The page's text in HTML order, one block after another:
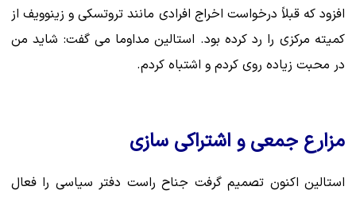
افزود که قبلاً درخواست اخراج افرادی مانند تروتسکی و زینوویف از
کمیته مرکزی را رد کرده بود. استالین مداوما می گفت: شاید من
در محبت زیاده روی کردم و اشتباه کردم.
مزارع جمعی و اشتراکی سازی
استالین اکنون تصمیم گرفت جناح راست دفتر سیاسی را فعال